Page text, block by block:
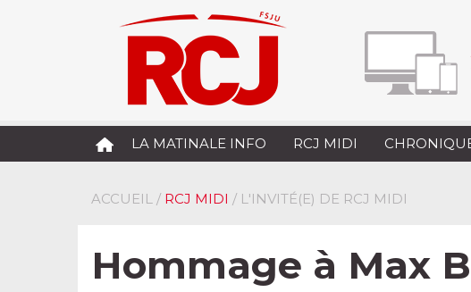
LA MATINALE INFO RCJ MIDI
ACCUEIL / RCJ MIDI / L'INVITÉ(E) DE RCJ MIDI
Hommage à Max